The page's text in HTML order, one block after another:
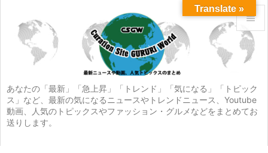
あなたの「最新」「急上昇」「トレンド」「気になる」「トピック
ス」など、最新の気になるニュースやトレンドニュース、Youtube
動画、人気のトピックスやファッション・グルメなどをまとめてお
送りします。


メニュ
サイド

前へ
Translate »